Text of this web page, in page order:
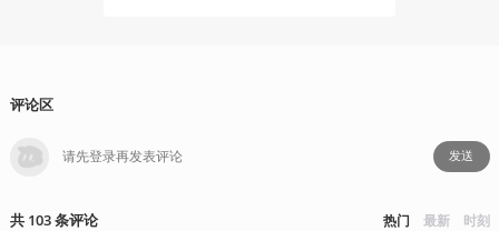
评论区
发送
共 103条评论 热门 最新 时刻